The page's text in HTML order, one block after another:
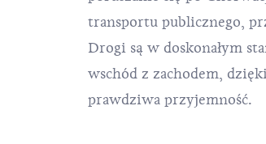
transportu publicznego,
Drogi są w doskonałym
wschód z zachodem,
prawdziwa przyjemność.